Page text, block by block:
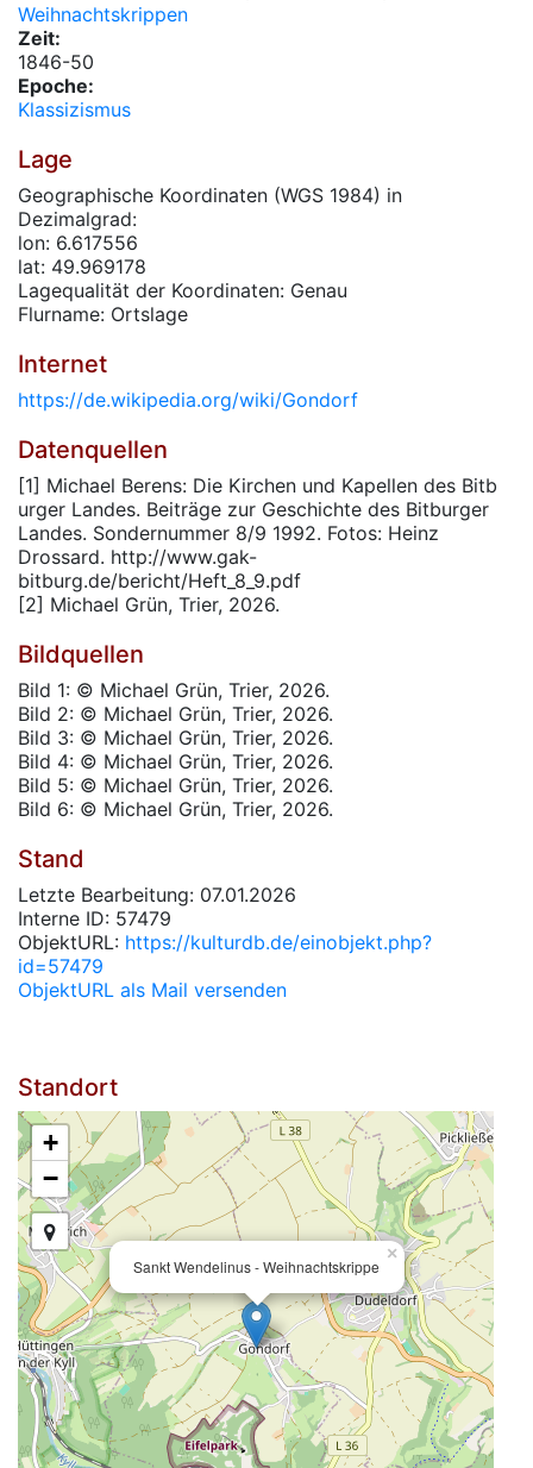
Weihnachtskrippen
Zeit:
1846-50
Epoche:
Klassizismus
Lage
Geographische Koordinaten (WGS 1984) in
Dezimalgrad:
lon: 6.617556
lat: 49.969178
Lagequalität der Koordinaten: Genau
Flurname: Ortslage
Internet
https://de.wikipedia.org/wiki/Gondorf
Datenquellen
[1] Michael Berens: Die Kirchen und Kapellen des Bitb
urger Landes. Beiträge zur Geschichte des Bitburger
Landes. Sondernummer 8/9 1992. Fotos: Heinz
Drossard. http://www.gak-
bitburg.de/bericht/Heft_8_9.pdf
[2] Michael Grün, Trier, 2026.
Bildquellen
Bild 1: © Michael Grün, Trier, 2026.
Bild 2: © Michael Grün, Trier, 2026.
Bild 3: © Michael Grün, Trier, 2026.
Bild 4: © Michael Grün, Trier, 2026.
Bild 5: © Michael Grün, Trier, 2026.
Bild 6: © Michael Grün, Trier, 2026.
Stand
Letzte Bearbeitung: 07.01.2026
Interne ID: 57479
ObjektURL: https://kulturdb.de/einobjekt.php?
id=57479
ObjektURL als Mail versenden
Standort
Sankt Wendelinus - Weihnachtskrippe
×
+
−